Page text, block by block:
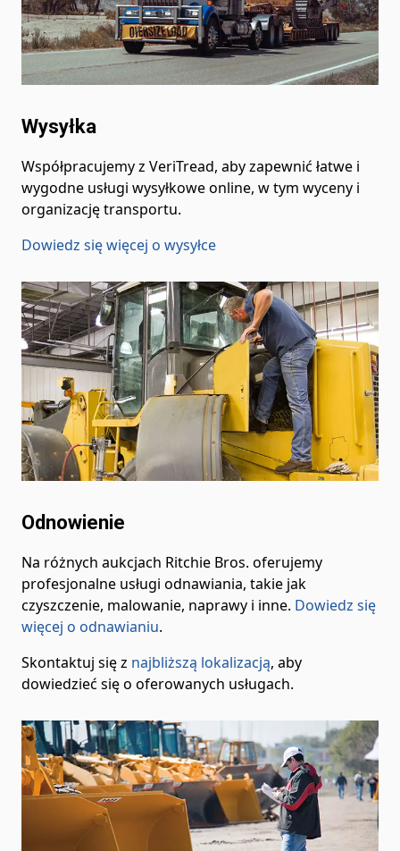
Wysyłka
Współpracujemy z VeriTread, aby zapewnić łatwe i
wygodne usługi wysyłkowe online, w tym wyceny i
organizację transportu.
Dowiedz się więcej o wysyłce
Odnowienie
Na różnych aukcjach Ritchie Bros. oferujemy
profesjonalne usługi odnawiania, takie jak
czyszczenie, malowanie, naprawy i inne. Dowiedz się
więcej o odnawianiu.
Skontaktuj się z najbliższą lokalizacją, aby
dowiedzieć się o oferowanych usługach.